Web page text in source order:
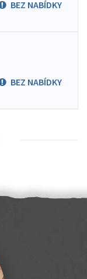
BEZ NABÍDKY
BEZ NABÍDKY